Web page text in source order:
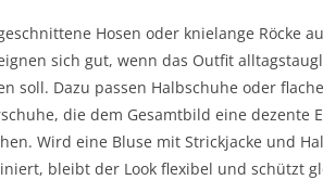
Hosen oder knielange Röcke
sich gut, wenn das Outfit
soll. Dazu passen Halbschuhe oder flache
die dem Gesamtbild eine dezente
Wird eine Bluse mit Strickjacke und
bleibt der Look flexibel und schützt